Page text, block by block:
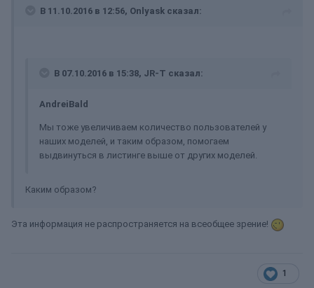
В 11.10.2016 в 12:56, Onlyask сказал:
В 07.10.2016 в 15:38, JR-T сказал:
AndreiBald
Мы тоже увеличиваем количество пользователей у
наших моделей, и таким образом, помогаем
выдвинуться в листинге выше от других моделей.
Каким образом?
Эта информация не распространяется на всеобщее зрение!
1